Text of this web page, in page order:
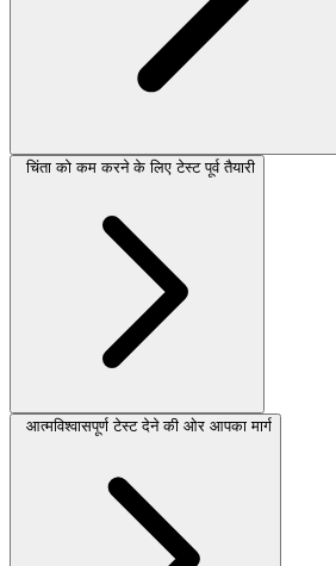
चिंता को कम करने के लिए टेस्ट पूर्व तैयारी
आत्मविश्वासपूर्ण टेस्ट देने की ओर आपका मार्ग